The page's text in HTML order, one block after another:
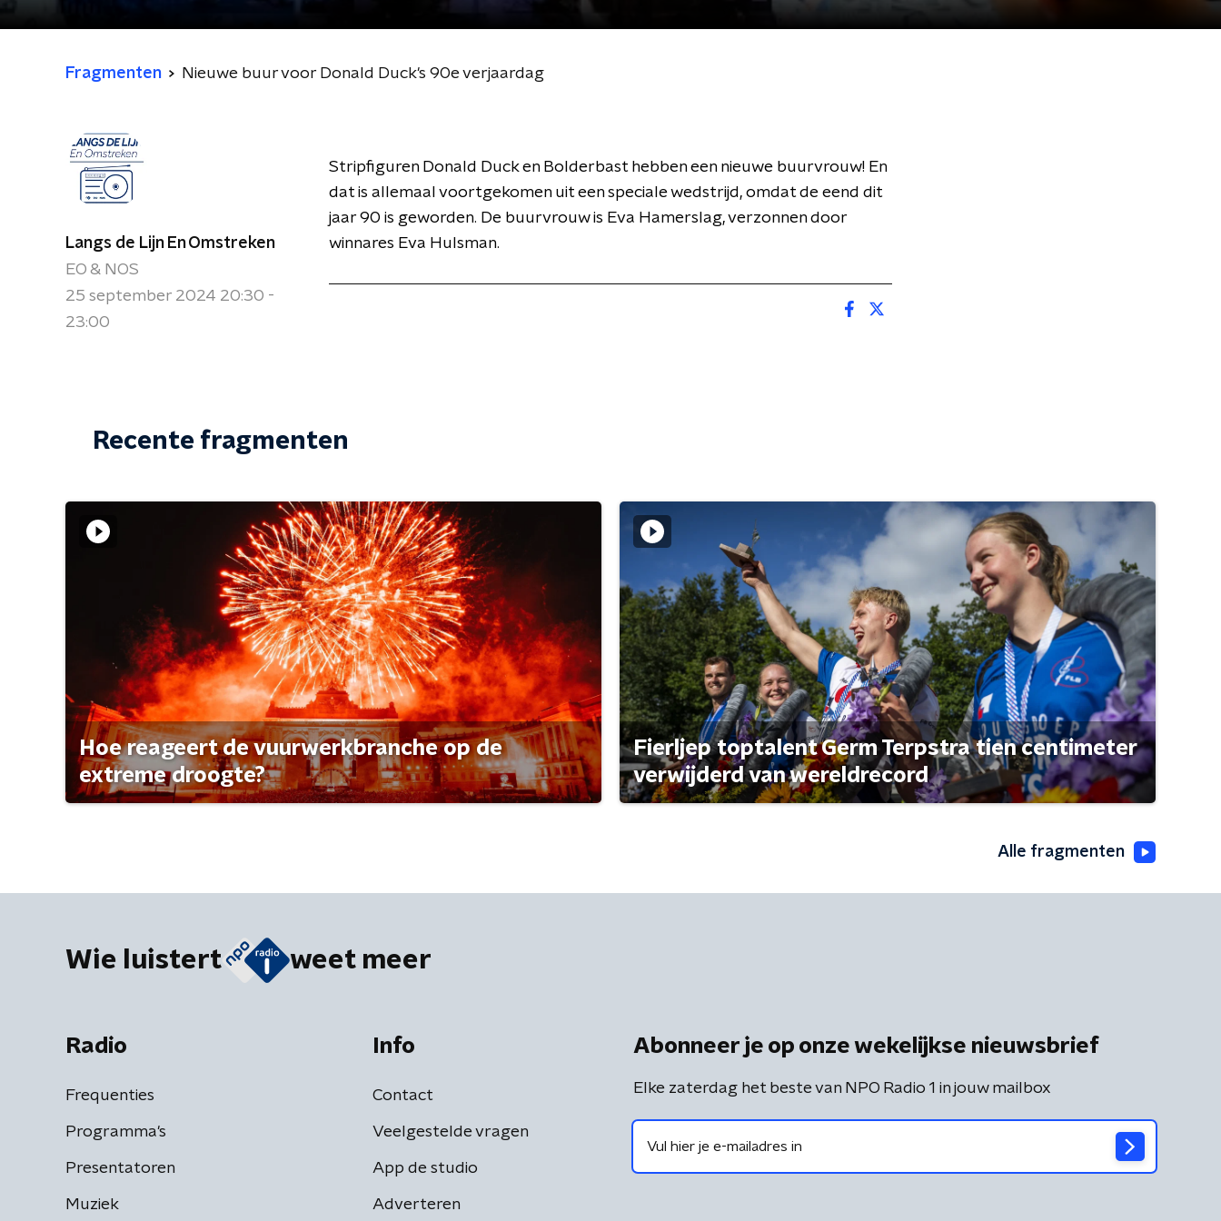
Fragmenten Nieuwe buur voor Donald Duck's 90e verjaardag
Langs de Lijn En Omstreken
EO & NOS
25 september 2024 20:30 -
23:00
Stripfiguren Donald Duck en Bolderbast hebben een nieuwe buurvrouw! En
dat is allemaal voortgekomen uit een speciale wedstrijd, omdat de eend dit
jaar 90 is geworden. De buurvrouw is Eva Hamerslag, verzonnen door
winnares Eva Hulsman.
Recente fragmenten
Hoe reageert de vuurwerkbranche op de
extreme droogte?
Fierljep toptalent Germ Terpstra tien centimeter
verwijderd van wereldrecord
Alle fragmenten
Wie luistert weet meer
Radio
Frequenties
Programma's
Presentatoren
Muziek
Info
Contact
Veelgestelde vragen
App de studio
Adverteren
Abonneer je op onze wekelijkse nieuwsbrief
Elke zaterdag het beste van NPO Radio 1 in jouw mailbox